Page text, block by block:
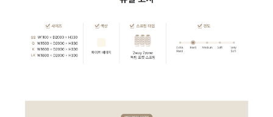
WF-80S9600M | 63,900
WF-70S9600M | 59,900